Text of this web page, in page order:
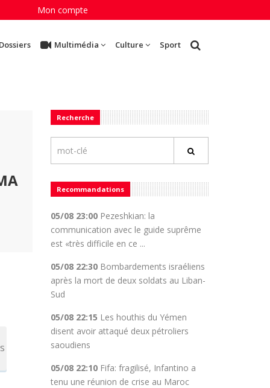
Mon compte
Multimédia Culture Sport
Recherche
Recommandations
05/08 23:00Pezeshkian: la
communication avec le guide suprême
est «très difficile en ce ...
05/08 22:30Bombardements israéliens
après la mort de deux soldats au Liban-
Sud
05/08 22:15 Les houthis du Yémen
disent avoir attaqué deux pétroliers
saoudiens
05/08 22:10Fifa: fragilisé, Infantino a
tenu une réunion de crise au Maroc